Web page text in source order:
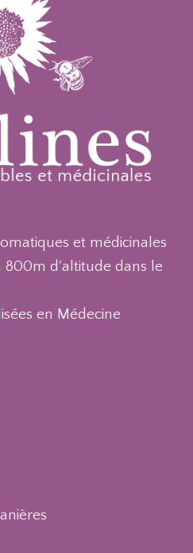
et médicinales
800m d'altitude dans le
en Médecine